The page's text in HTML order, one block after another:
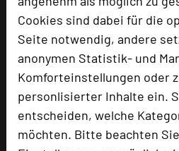
Cookies sind dabei für die
Seite notwendig, andere
anonymen Statistik- und
Komforteinstellungen oder
personlisierter Inhalte ein.
entscheiden, welche
möchten. Bitte beachten
zur Tagungsanfrage
Bewertung
Tagungsleiter